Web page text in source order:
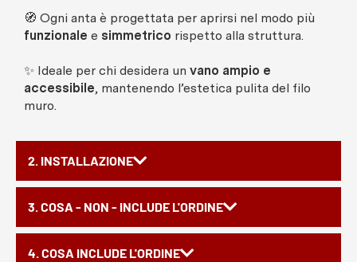
2. INSTALLAZIONE
3. COSA - NON - INCLUDE L'ORDINE
4. COSA INCLUDE L'ORDINE
🧭 Ogni anta è progettata per aprirsi nel modo più
funzionale e simmetrico rispetto alla struttura.
✨ Ideale per chi desidera un vano ampio e
accessibile, mantenendo l’estetica pulita del filo
muro.